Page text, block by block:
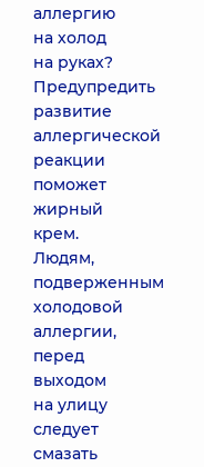
аллергию
на холод
на руках?
Предупредить
развитие
аллергической
реакции
поможет
жирный
крем.
Людям,
подверженным
холодовой
аллергии,
перед
выходом
на улицу
следует
смазать